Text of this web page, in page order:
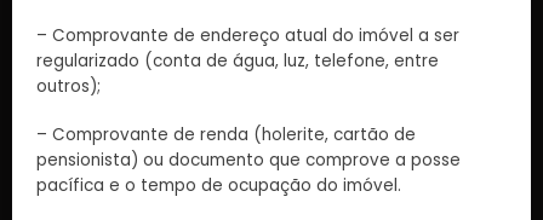
– Comprovante de endereço atual do imóvel a ser
regularizado (conta de água, luz, telefone, entre
outros);
– Comprovante de renda (holerite, cartão de
pensionista) ou documento que comprove a posse
pacífica e o tempo de ocupação do imóvel.